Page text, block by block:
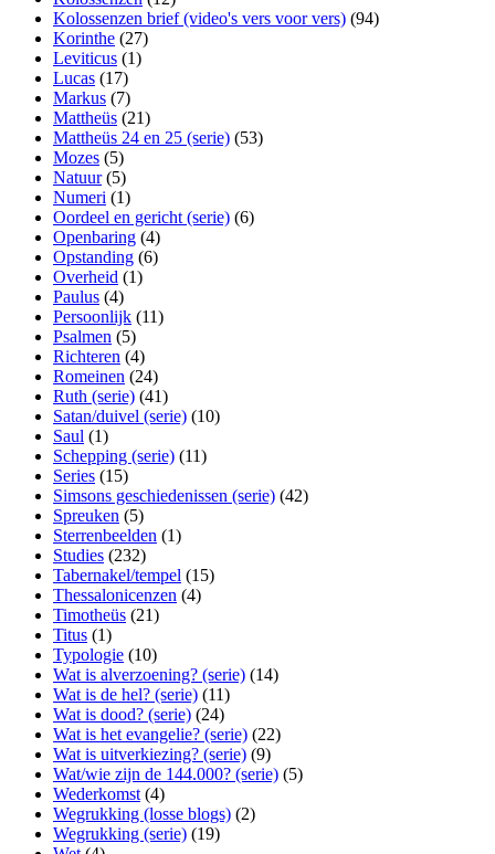
Kolossenzen brief (video's vers voor vers) (94)
Korinthe (27)
Leviticus (1)
Lucas (17)
Markus (7)
Mattheüs (21)
Mattheüs 24 en 25 (serie) (53)
Mozes (5)
Natuur(5)
Numeri (1)
Oordeel en gericht (serie) (6)
Openbaring (4)
Opstanding (6)
Overheid (1)
Paulus (4)
Persoonlijk (11)
Psalmen (5)
Richteren (4)
Romeinen (24)
Ruth (serie) (41)
Satan/duivel (serie) (10)
Saul (1)
Schepping (serie) (11)
Series (15)
Simsons geschiedenissen (serie) (42)
Spreuken (5)
Sterrenbeelden (1)
Studies (232)
Tabernakel/tempel (15)
Thessalonicenzen (4)
Timotheüs (21)
Titus (1)
Typologie (10)
Wat is alverzoening? (serie) (14)
Wat is de hel? (serie) (11)
Wat is dood? (serie) (24)
Wat is het evangelie? (serie) (22)
Wat is uitverkiezing? (serie) (9)
Wat/wie zijn de 144.000? (serie) (5)
Wederkomst (4)
Wegrukking (losse blogs) (2)
Wegrukking (serie) (19)